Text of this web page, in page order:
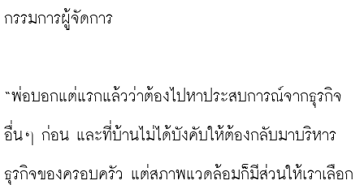
กรรมการผู้จัดการ
“พ่อบอกแต่แรกแล้วว่าต้องไปหาประสบการณ์จากธุรกิจ
อื่นๆ ก่อน และที่บ้านไม่ได้บังคับให้ต้องกลับมาบริหาร
ธุรกิจของครอบครัว แต่สภาพแวดล้อมก็มีส่วนให้เราเลือก